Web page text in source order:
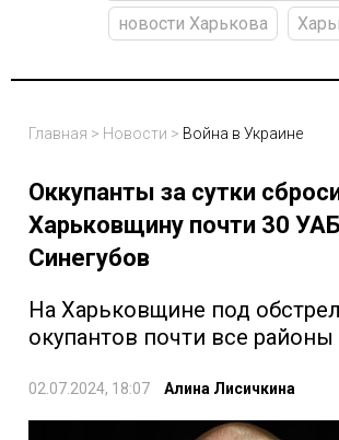
новости Харькова
Главная > Новости > Война в Украине
Оккупанты за сутки
Харьковщину почти 30
Синегубов
На Харьковщине под
окупантов почти все районы
02.07.2024, 18:07 Алина Лисичкина